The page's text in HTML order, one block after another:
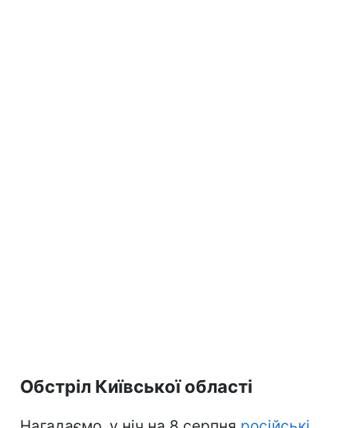
Обстріл Київської області